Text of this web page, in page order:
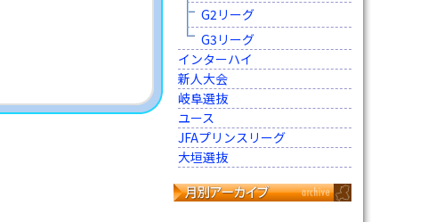
G2リーグ
G3リーグ
インターハイ
新人大会
岐阜選抜
ユース
JFAプリンスリーグ
大垣選抜